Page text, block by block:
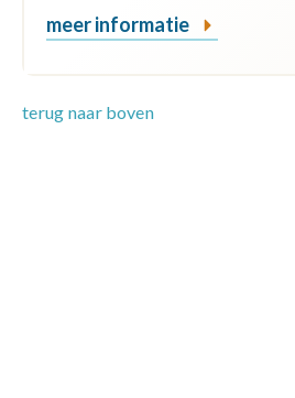
meer informatie
terug naar boven